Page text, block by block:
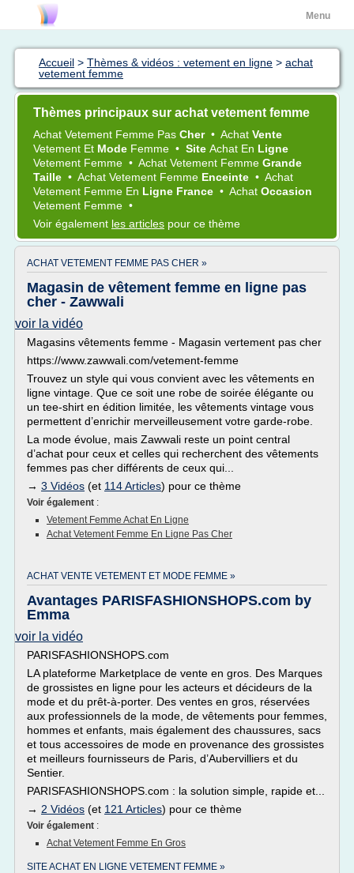
Menu
Accueil > Thèmes & vidéos : vetement en ligne > achat
vetement femme
Thèmes principaux sur achat vetement femme
Achat Vetement Femme Pas Cher • Achat Vente
Vetement Et Mode Femme • Site Achat En Ligne
Vetement Femme • Achat Vetement Femme Grande
Taille • Achat Vetement Femme Enceinte • Achat
Vetement Femme En Ligne France • Achat Occasion
Vetement Femme •
Voir également les articles pour ce thème
ACHAT VETEMENT FEMME PAS CHER »
Magasin de vêtement femme en ligne pas
cher - Zawwali
voir la vidéo
Magasins vêtements femme - Magasin vertement pas cher
https://www.zawwali.com/vetement-femme
Trouvez un style qui vous convient avec les vêtements en
ligne vintage. Que ce soit une robe de soirée élégante ou
un tee-shirt en édition limitée, les vêtements vintage vous
permettent d’enrichir merveilleusement votre garde-robe.
La mode évolue, mais Zawwali reste un point central
d’achat pour ceux et celles qui recherchent des vêtements
femmes pas cher différents de ceux qui...
→ 3 Vidéos (et 114 Articles) pour ce thème
Voir également :
Vetement Femme Achat En Ligne
Achat Vetement Femme En Ligne Pas Cher
ACHAT VENTE VETEMENT ET MODE FEMME »
Avantages PARISFASHIONSHOPS.com by
Emma
voir la vidéo
PARISFASHIONSHOPS.com
LA plateforme Marketplace de vente en gros. Des Marques
de grossistes en ligne pour les acteurs et décideurs de la
mode et du prêt-à-porter. Des ventes en gros, réservées
aux professionnels de la mode, de vêtements pour femmes,
hommes et enfants, mais également des chaussures, sacs
et tous accessoires de mode en provenance des grossistes
et meilleurs fournisseurs de Paris, d’Aubervilliers et du
Sentier.
PARISFASHIONSHOPS.com : la solution simple, rapide et...
→ 2 Vidéos (et 121 Articles) pour ce thème
Voir également :
Achat Vetement Femme En Gros
SITE ACHAT EN LIGNE VETEMENT FEMME »